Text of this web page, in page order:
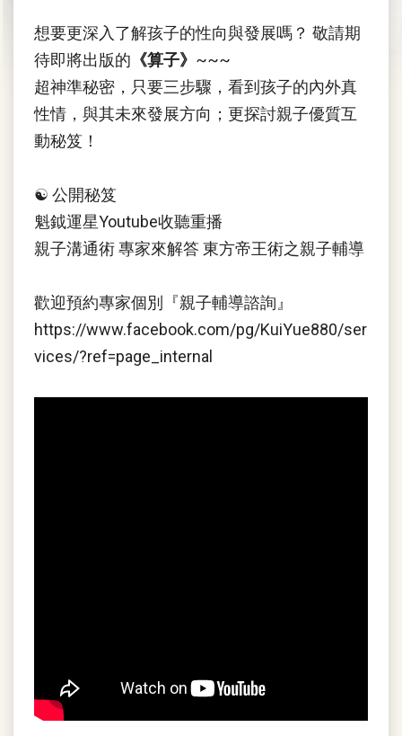
想要更深入了解孩子的性向與發展嗎？ 敬請期
待即將出版的 《算子》 ~~~
超神準秘密，只要三步驟，看到孩子的內外真
性情，與其未來發展方向；更探討親子優質互
動秘笈！
☯️ 公開秘笈
魁鉞運星Youtube收聽重播
親子溝通術 專家來解答東方帝王術之親子輔導
歡迎預約專家個別『親子輔導諮詢』
https://www.facebook.com/pg/KuiYue880/ser
vices/?ref=page_internal